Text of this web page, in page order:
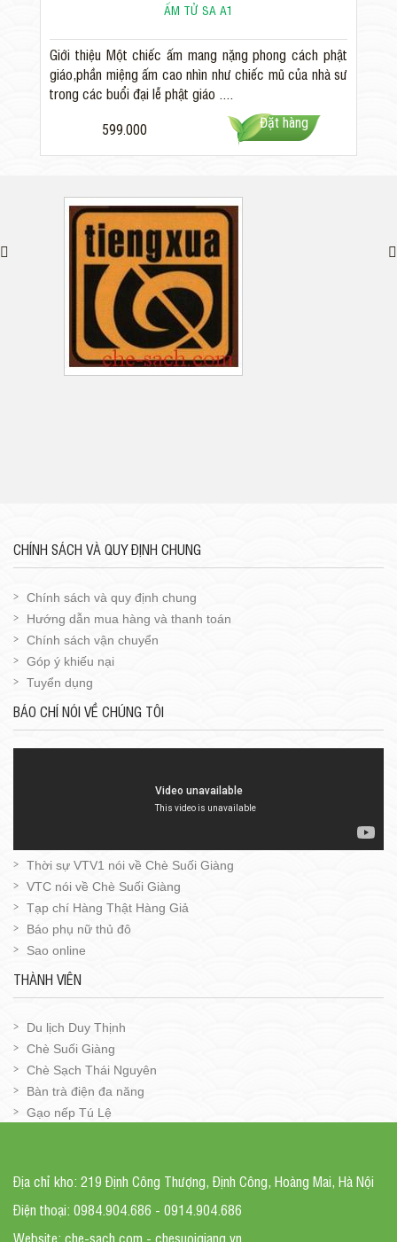
ẤM TỬ SA A1
Giới thiệu Một chiếc ấm mang nặng phong cách phật
giáo,phần miệng ấm cao nhìn như chiếc mũ của nhà sư
trong các buổi đại lễ phật giáo ....
599.000 Đặt hàng
CHÍNH SÁCH VÀ QUY ĐỊNH CHUNG
Chính sách và quy định chung
Hướng dẫn mua hàng và thanh toán
Chính sách vận chuyển
Góp ý khiếu nại
Tuyển dụng
BÁO CHÍ NÓI VỀ CHÚNG TÔI
Thời sự VTV1 nói về Chè Suối Giàng
VTC nói về Chè Suối Giàng
Tạp chí Hàng Thật Hàng Giả
Báo phụ nữ thủ đô
Sao online
THÀNH VIÊN
Du lịch Duy Thịnh
Chè Suối Giàng
Chè Sạch Thái Nguyên
Bàn trà điện đa năng
Gạo nếp Tú Lệ
Địa chỉ kho: 219 Định Công Thượng, Định Công, Hoàng Mai, Hà Nội
Điện thoại: 0984.904.686 - 0914.904.686
Website: che-sach.com - chesuoigiang.vn